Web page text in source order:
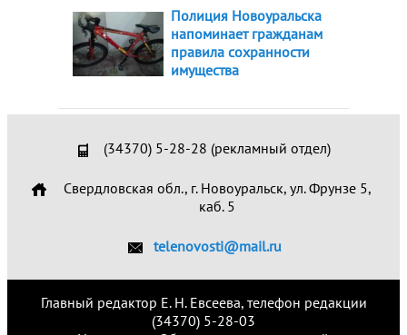
Полиция Новоуральска
напоминает гражданам
правила сохранности
имущества
(34370) 5-28-28 (рекламный отдел)
Свердловская обл., г. Новоуральск, ул. Фрунзе 5,
каб. 5
telenovosti@mail.ru
Главный редактор Е. Н. Евсеева, телефон редакции
(34370) 5-28-03